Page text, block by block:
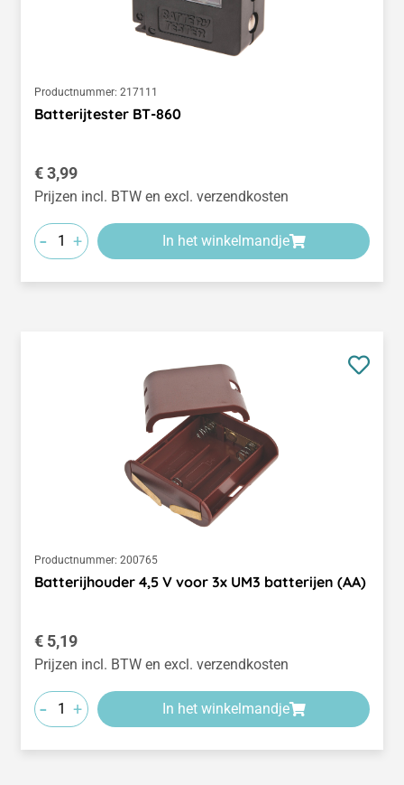
Productnummer: 217111
Batterijtester BT-860
Normale prijs:
€ 3,99
Prijzen incl. BTW en excl. verzendkosten
- + In het winkelmandje
Productnummer: 200765
Batterijhouder 4,5 V voor 3x UM3 batterijen (AA)
Normale prijs:
€ 5,19
Prijzen incl. BTW en excl. verzendkosten
- + In het winkelmandje